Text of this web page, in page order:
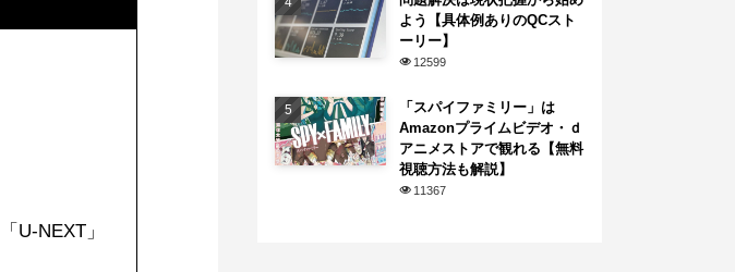
U-NEXT」
よう【具体例ありのQCスト
ーリー】
12599
「スパイファミリー」は
Amazonプライムビデオ・ｄ
アニメストアで観れる【無料
視聴方法も解説】
11367